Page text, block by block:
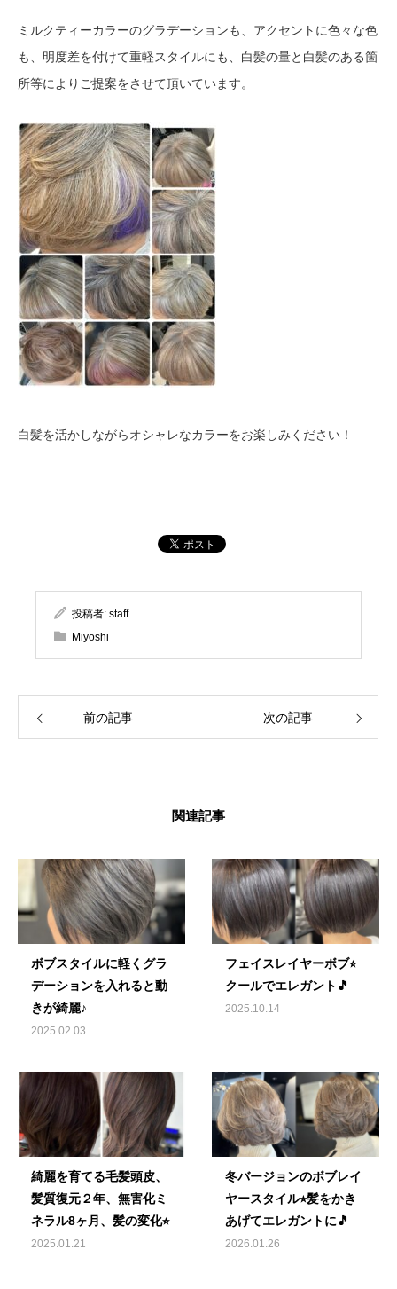
ミルクティーカラーのグラデーションも、アクセントに色々な色
も、明度差を付けて重軽スタイルにも、白髪の量と白髪のある箇
所等によりご提案をさせて頂いています。
白髪を活かしながらオシャレなカラーをお楽しみください！
投稿者: staff
Miyoshi
前の記事 次の記事
関連記事
ボブスタイルに軽くグラ
デーションを入れると動
きが綺麗♪
2025.02.03
フェイスレイヤーボブ⭐︎
クールでエレガント🎵
2025.10.14
綺麗を育てる毛髪頭皮、
髪質復元２年、無害化ミ
ネラル8ヶ月、髪の変化⭐︎
2025.01.21
冬バージョンのボブレイ
ヤースタイル⭐︎髪をかき
あげてエレガントに🎵
2026.01.26